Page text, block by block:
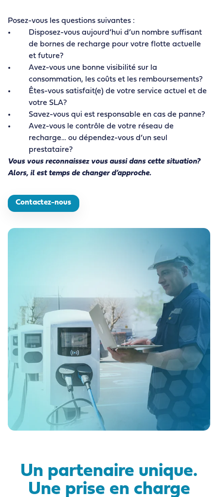
Posez-vous les questions suivantes :
Disposez-vous aujourd’hui d’un nombre suffisant
de bornes de recharge pour votre flotte actuelle
et future?
Avez-vous une bonne visibilité sur la
consommation, les coûts et les remboursements?
Êtes-vous satisfait(e) de votre service actuel et de
votre SLA?
Savez-vous qui est responsable en cas de panne?
Avez-vous le contrôle de votre réseau de
recharge… ou dépendez-vous d’un seul
prestataire?
Vous vous reconnaissez vous aussi dans cette situation?
Alors, il est temps de changer d’approche.
Contactez-nous
Un partenaire unique.
Une prise en charge